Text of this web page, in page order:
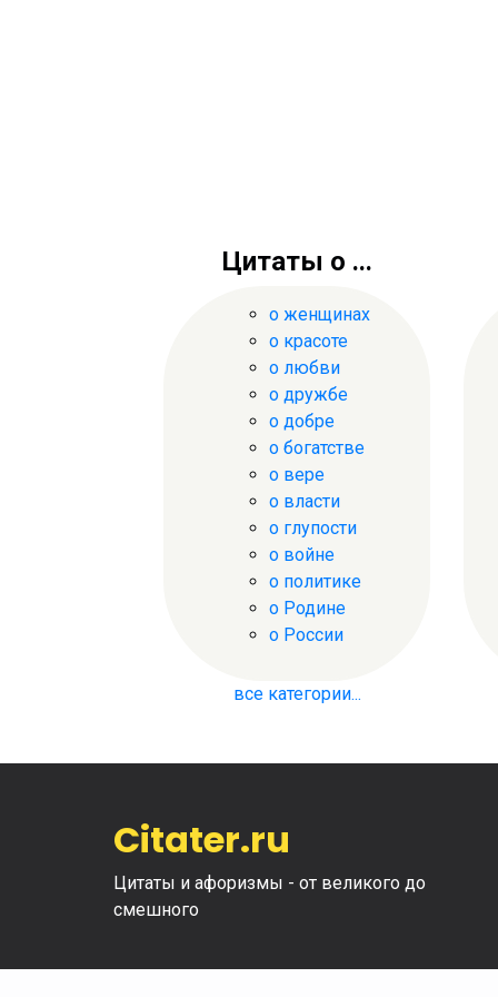
Цитаты о ...
о женщинах
о красоте
о любви
о дружбе
о добре
о богатстве
о вере
о власти
о глупости
о войне
о политике
о Родине
о России
все категории...
Citater.ru
Цитаты и афоризмы - от великого до
смешного